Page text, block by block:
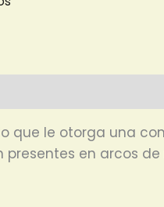
que le otorga una
presentes en arcos